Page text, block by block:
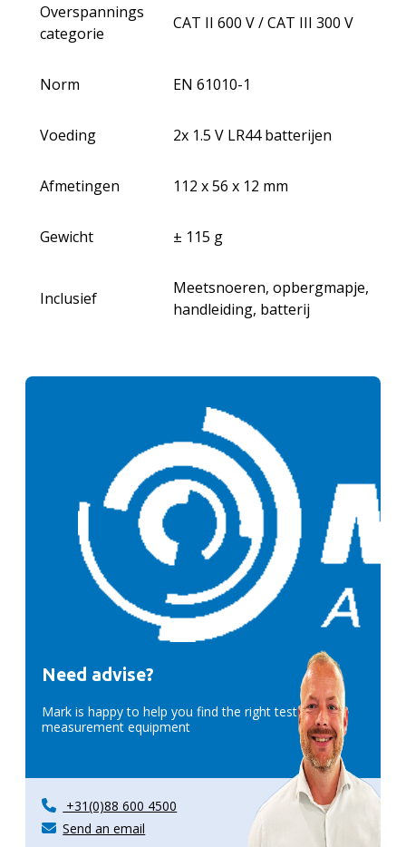
Overspannings
categorie
CAT II 600 V / CAT III 300 V
Norm EN 61010-1
Voeding 2x 1.5 V LR44 batterijen
Afmetingen 112 x 56 x 12 mm
Gewicht ± 115 g
Inclusief
Meetsnoeren, opbergmapje,
handleiding, batterij
Need advise?
Mark is happy to help you find the right test &
measurement equipment
+31(0)88 600 4500
Send an email